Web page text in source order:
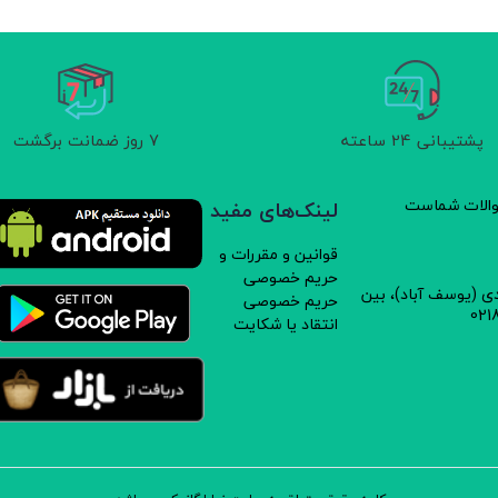
پشتیبانی 24 ساعته 7 روز ضمانت برگشت
شماست
(یوسف آباد)، بین
لینک‌های مفید
قوانین و مقررات و
حریم خصوصی
حریم خصوصی
انتقاد یا شکایت